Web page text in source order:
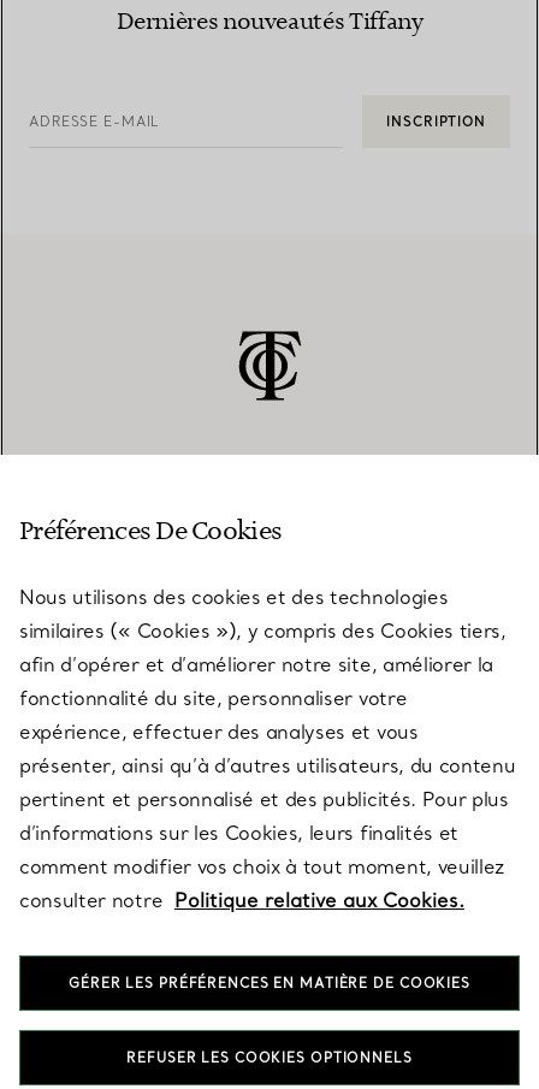
Dernières nouveautés Tiffany
ADRESSE E-MAIL INSCRIPTION
SERVICES
À PROPOS
QUESTIONS LÉGALES
SUIVEZ-NOUS
Préférences De Cookies
Nous utilisons des cookies et des technologies
similaires (« Cookies »), y compris des Cookies tiers,
afin d’opérer et d’améliorer notre site, améliorer la
fonctionnalité du site, personnaliser votre
expérience, effectuer des analyses et vous
présenter, ainsi qu’à d’autres utilisateurs, du contenu
pertinent et personnalisé et des publicités. Pour plus
d’informations sur les Cookies, leurs finalités et
comment modifier vos choix à tout moment, veuillez
consulter notre Politique relative aux Cookies.
GÉRER LES PRÉFÉRENCES EN MATIÈRE DE COOKIES
REFUSER LES COOKIES OPTIONNELS